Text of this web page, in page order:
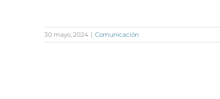
30 mayo, 2024 | Comunicación